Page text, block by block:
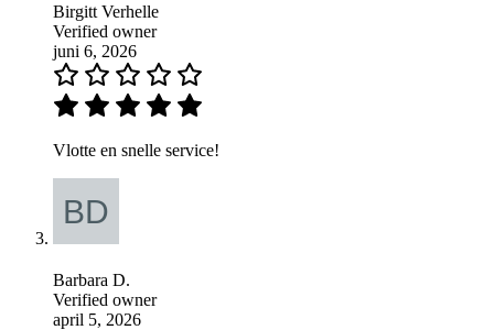
Birgitt Verhelle
Verified owner
juni 6, 2026
Vlotte en snelle service!
Barbara D.
Verified owner
april 5, 2026